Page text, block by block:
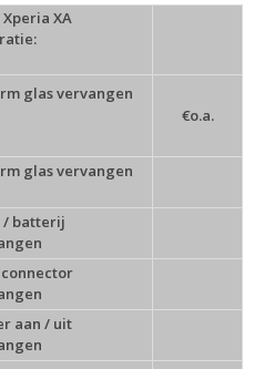
XA
glas vervangen
€o.a.
glas vervangen
/ batterij
aan / uit